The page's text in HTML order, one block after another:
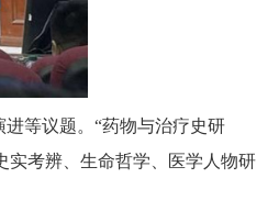
等议题。 “药物与治疗史研
实考辨、生命哲学、医学人物研